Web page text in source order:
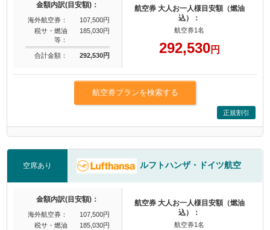
金額内訳(目安額)：
海外航空券：
107,500円
税サ・燃油
等：
185,030円
合計金額： 292,530円
航空券 大人お一人様目安額（燃油
込）：
航空券1名
292,530円
航空券プランを検索する
正規割引
空席あり ルフトハンザ・ドイツ航空
金額内訳(目安額)：
海外航空券：
107,500円
税サ・燃油
185,030円
航空券 大人お一人様目安額（燃油
込）：
航空券1名